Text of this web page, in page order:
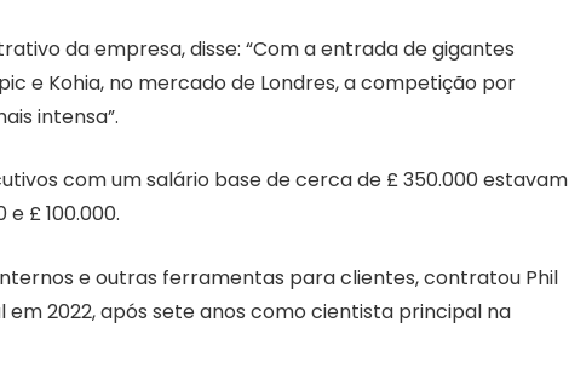
da empresa, disse: “Com a entrada de gigantes
e Kohia, no mercado de Londres, a competição por
intensa”.
com um salário base de cerca de £ 350.000 estavam
£ 100.000.
e outras ferramentas para clientes, contratou Phil
2022, após sete anos como cientista principal na